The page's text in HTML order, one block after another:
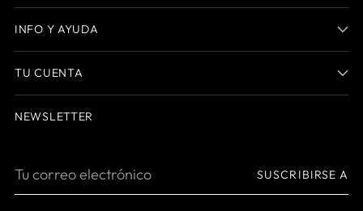
INFO Y AYUDA
TU CUENTA
NEWSLETTER
Tu
SUSCRIBIRSE A